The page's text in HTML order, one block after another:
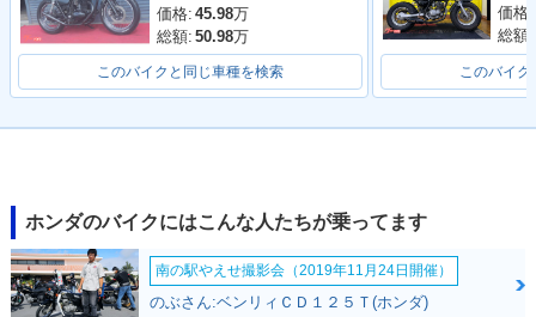
チェンジ
ーチェンジ
価格: 45.98万
総額: 50.98万
このバイクと同じ車種を検索
価格:
総額:
このバイク
ホンダのバイクにはこんな人たちが乗ってます
南の駅やえせ撮影会（2019年11月24日開催）
のぶさん:ベンリィＣＤ１２５Ｔ(ホンダ)